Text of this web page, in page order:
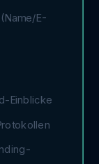
E-
Einblicke